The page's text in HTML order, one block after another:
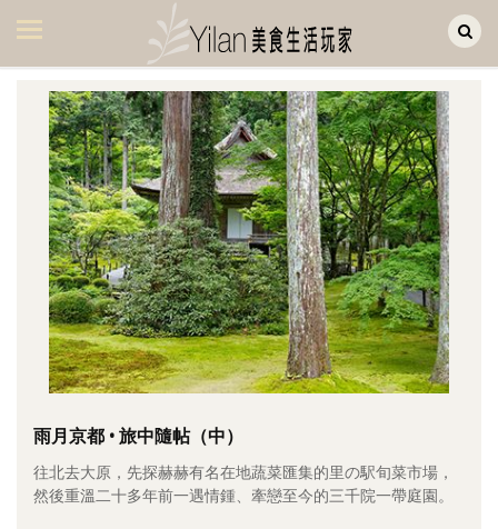
美食集
美飲集
廚房集
旅遊集
旅遊美食集
生活風
書房集
日記簿
餐桌週記
享樂隨手拍
雨月京都 • 旅中隨帖（中）
往北去大原，先探赫赫有名在地蔬菜匯集的里の駅旬菜市場，
然後重溫二十多年前一遇情鍾、牽戀至今的三千院一帶庭園。